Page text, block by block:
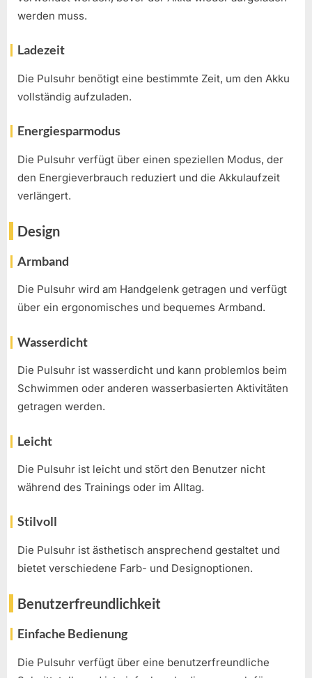
werden muss.
Ladezeit
Die Pulsuhr benötigt eine bestimmte Zeit, um den Akku
vollständig aufzuladen.
Energiesparmodus
Die Pulsuhr verfügt über einen speziellen Modus, der
den Energieverbrauch reduziert und die Akkulaufzeit
verlängert.
Design
Armband
Die Pulsuhr wird am Handgelenk getragen und verfügt
über ein ergonomisches und bequemes Armband.
Wasserdicht
Die Pulsuhr ist wasserdicht und kann problemlos beim
Schwimmen oder anderen wasserbasierten Aktivitäten
getragen werden.
Leicht
Die Pulsuhr ist leicht und stört den Benutzer nicht
während des Trainings oder im Alltag.
Stilvoll
Die Pulsuhr ist ästhetisch ansprechend gestaltet und
bietet verschiedene Farb- und Designoptionen.
Benutzerfreundlichkeit
Einfache Bedienung
Die Pulsuhr verfügt über eine benutzerfreundliche